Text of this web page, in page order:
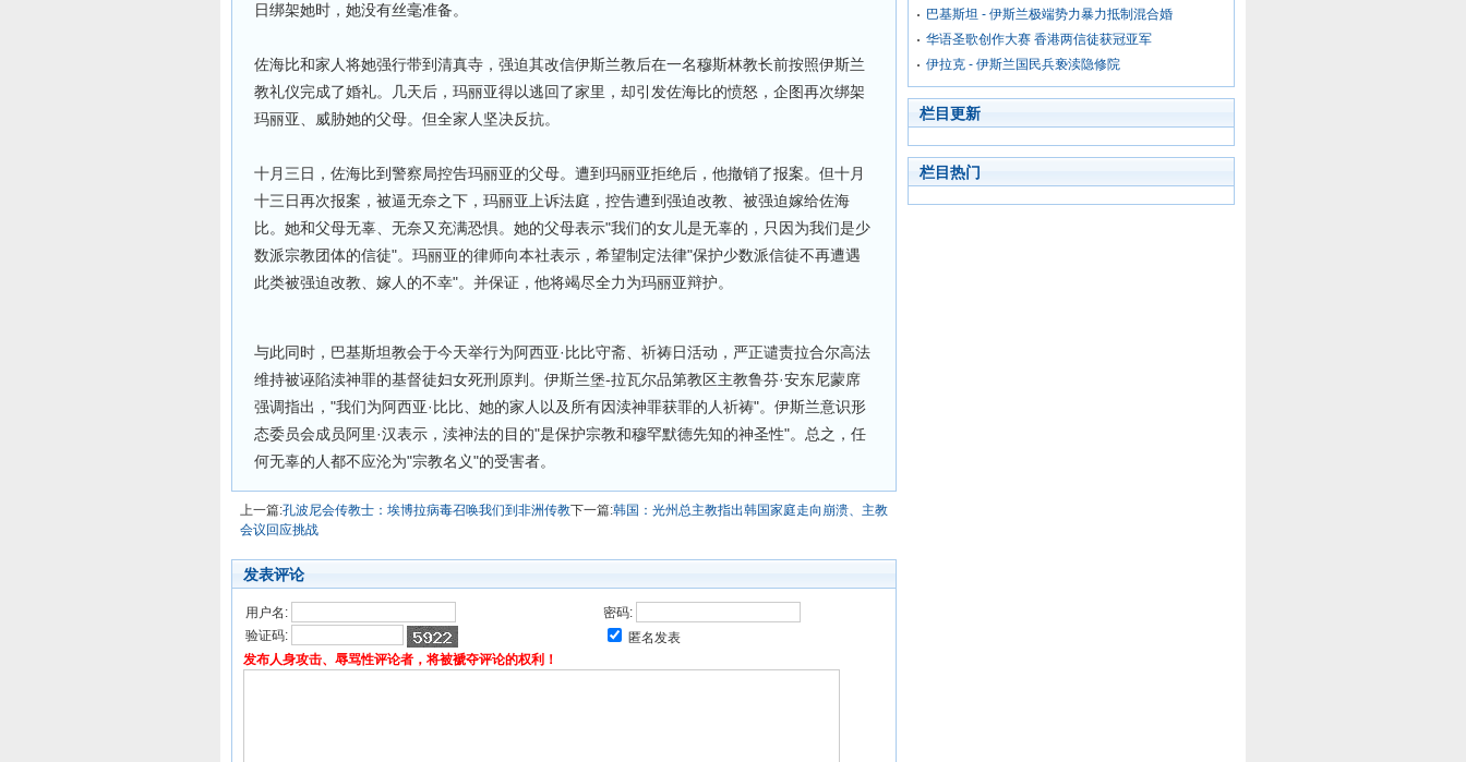
日绑架她时，她没有丝毫准备。
佐海比和家人将她强行带到清真寺，强迫其改信伊斯兰教后在一名穆斯林教长前按照伊斯兰
教礼仪完成了婚礼。几天后，玛丽亚得以逃回了家里，却引发佐海比的愤怒，企图再次绑架
玛丽亚、威胁她的父母。但全家人坚决反抗。
十月三日，佐海比到警察局控告玛丽亚的父母。遭到玛丽亚拒绝后，他撤销了报案。但十月
十三日再次报案，被逼无奈之下，玛丽亚上诉法庭，控告遭到强迫改教、被强迫嫁给佐海
比。她和父母无辜、无奈又充满恐惧。她的父母表示"我们的女儿是无辜的，只因为我们是少
数派宗教团体的信徒"。玛丽亚的律师向本社表示，希望制定法律"保护少数派信徒不再遭遇
此类被强迫改教、嫁人的不幸"。并保证，他将竭尽全力为玛丽亚辩护。
与此同时，巴基斯坦教会于今天举行为阿西亚·比比守斋、祈祷日活动，严正谴责拉合尔高法
维持被诬陷渎神罪的基督徒妇女死刑原判。伊斯兰堡-拉瓦尔品第教区主教鲁芬·安东尼蒙席
强调指出，"我们为阿西亚·比比、她的家人以及所有因渎神罪获罪的人祈祷"。伊斯兰意识形
态委员会成员阿里·汉表示，渎神法的目的"是保护宗教和穆罕默德先知的神圣性"。总之，任
何无辜的人都不应沦为"宗教名义"的受害者。
上一篇:孔波尼会传教士：埃博拉病毒召唤我们到非洲传教下一篇:韩国：光州总主教指出韩国家庭走向崩溃、主教
会议回应挑战
发表评论
用户名:
密码:
验证码:
匿名发表
发布人身攻击、辱骂性评论者，将被褫夺评论的权利！
巴基斯坦 - 伊斯兰极端势力暴力抵制混合婚
华语圣歌创作大赛 香港两信徒获冠亚军
伊拉克 - 伊斯兰国民兵亵渎隐修院
栏目更新
栏目热门